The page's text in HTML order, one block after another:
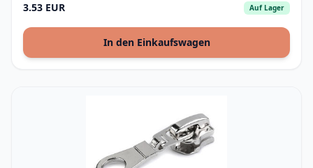
3.53 EUR Auf Lager
In den Einkaufswagen